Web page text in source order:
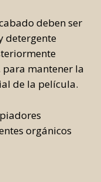
deben ser
detergente
mantener la
de la película.
orgánicos